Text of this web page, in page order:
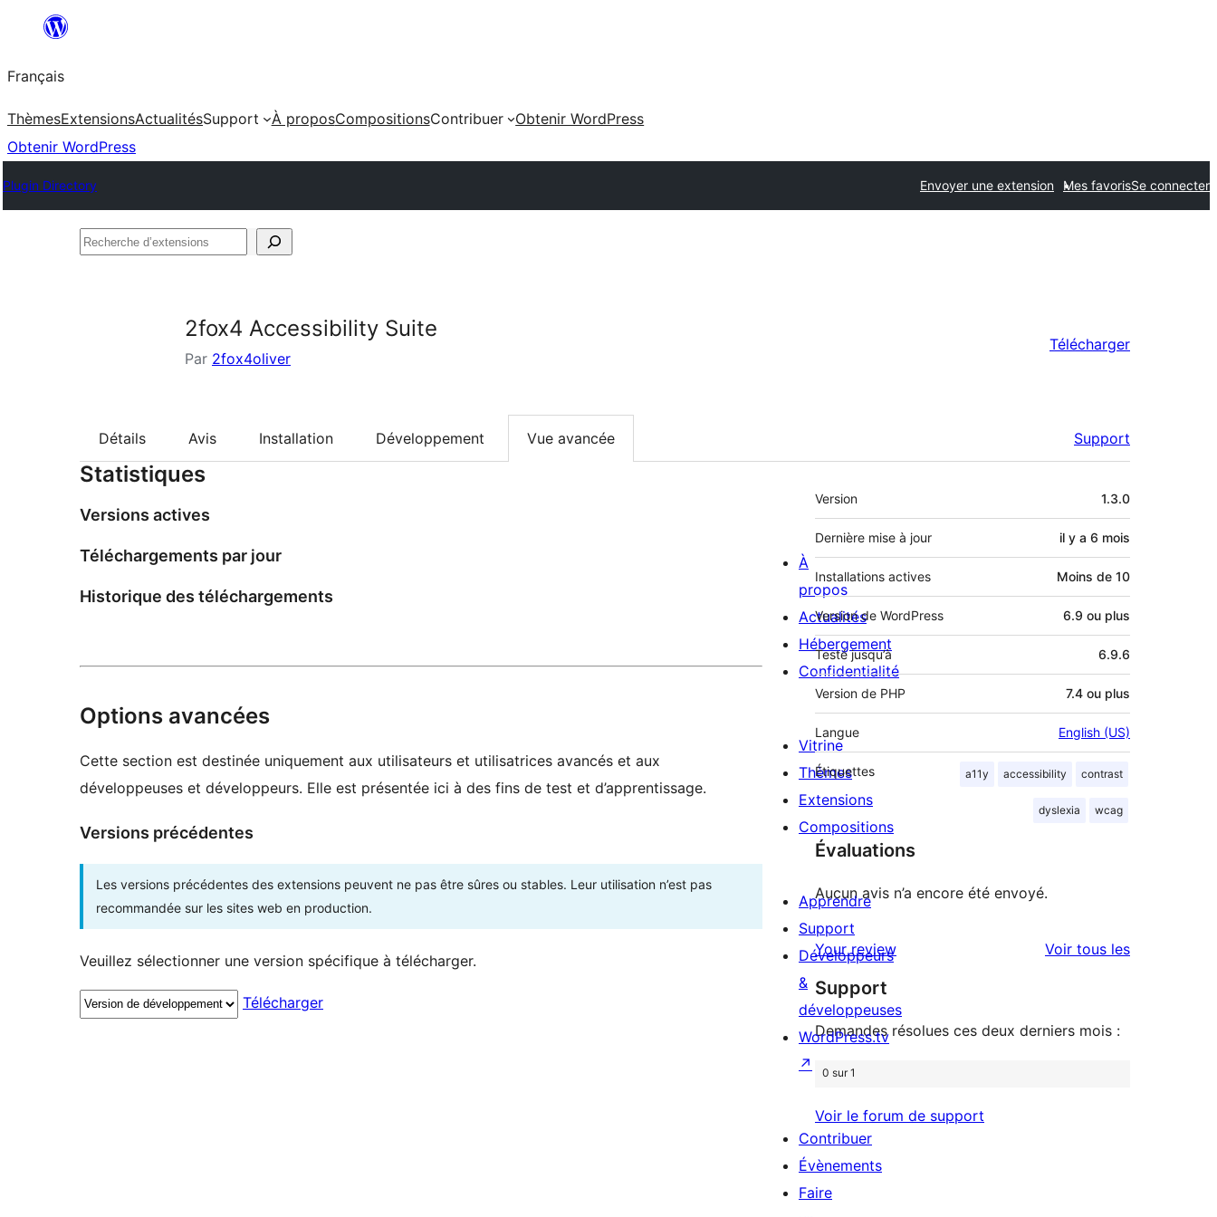
contenu
Français
ThèmesExtensionsActualitésSupport À proposCompositionsContribuer
Obtenir WordPress
Obtenir WordPress
Plugin Directory Envoyer une extension Mes favorisSe connecter
Recherche
2fox4 Accessibility Suite
Par 2fox4oliver
Télécharger
Détails Avis Installation Développement Vue avancée Support
Statistiques
Versions actives
Téléchargements par jour
Historique des téléchargements
Options avancées
Cette section est destinée uniquement aux utilisateurs et utilisatrices avancés et aux
développeuses et développeurs. Elle est présentée ici à des fins de test et d’apprentissage.
Versions précédentes
Les versions précédentes des extensions peuvent ne pas être sûres ou stables. Leur utilisation n’est pas
recommandée sur les sites web en production.
Veuillez sélectionner une version spécifique à télécharger.
Télécharger
Méta
Version 1.3.0
Dernière mise à jour il y a 6 mois
Installations actives Moins de 10
Version de WordPress 6.9 ou plus
Testé jusqu’à 6.9.6
Version de PHP 7.4 ou plus
Langue English (US)
Étiquettes a11y accessibility contrast
dyslexia wcag
Évaluations
Aucun avis n’a encore été envoyé.
Your review Voir tous lesavis
Support
Demandes résolues ces deux derniers mois :
0 sur 1
Voir le forum de support
À
propos
Actualités
Hébergement
Confidentialité
Vitrine
Thèmes
Extensions
Compositions
Apprendre
Support
Développeurs
&
développeuses
WordPress.tv
↗
Contribuer
Évènements
Faire